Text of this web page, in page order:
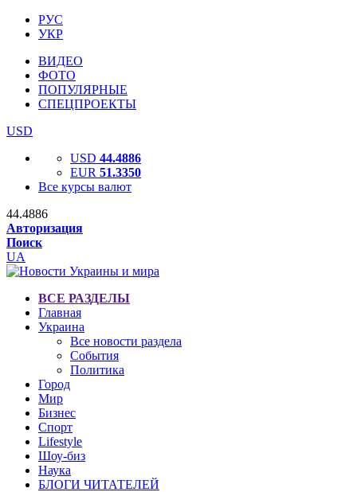
РУС
УКР
ВИДЕО
ФОТО
ПОПУЛЯРНЫЕ
СПЕЦПРОЕКТЫ
USD
USD 44.4886
EUR 51.3350
Все курсы валют
44.4886
Авторизация
Поиск
UA
ВСЕ РАЗДЕЛЫ
Главная
Украина
Все новости раздела
События
Политика
Город
Мир
Бизнес
Спорт
Lifestyle
Шоу-биз
Наука
БЛОГИ ЧИТАТЕЛЕЙ